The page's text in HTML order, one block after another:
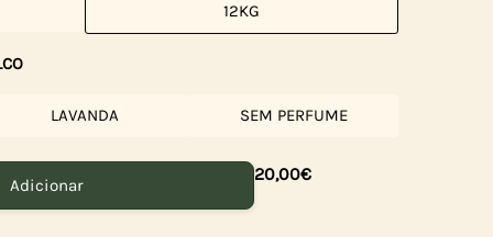
12KG
LAVANDA SEM PERFUME
Adicionar
20,00€